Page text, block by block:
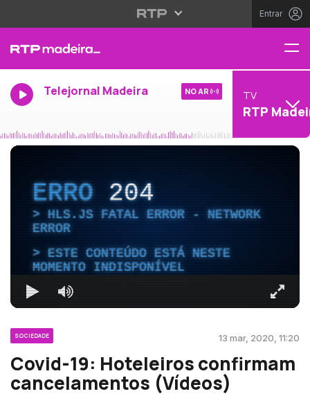
Entrar
Telejornal Madeira NO AR TV
RTP
ERRO204
HLS.JS FATAL ERROR - NETWORK
ERROR
ESTE CONTEÚDO ESTÁ NESTE
MOMENTO INDISPONÍVEL
SOCIEDADE 13 mar, 2020, 11:20
Covid-19: Hoteleiros confirmam
cancelamentos (Vídeos)